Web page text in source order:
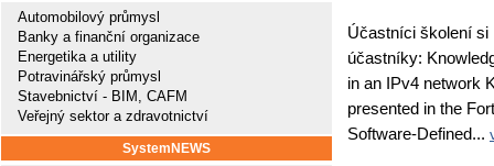
Automobilový průmysl
Banky a finanční organizace
Energetika a utility
Potravinářský průmysl
Stavebnictví - BIM, CAFM
Veřejný sektor a zdravotnictví
SystemNEWS
Účastníci školení si
účastníky:
in an IPv4 network
presented in the
Software-Defined...